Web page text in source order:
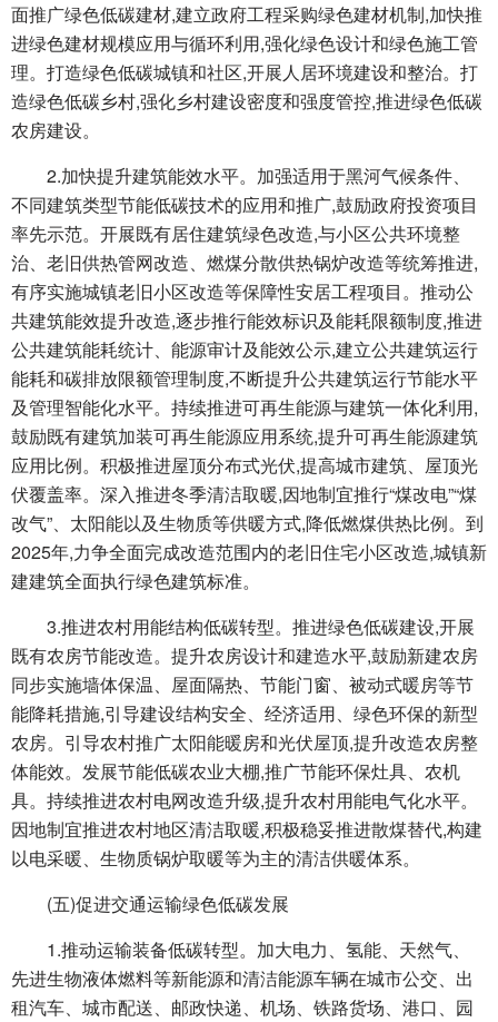
面推广绿色低碳建材,建立政府工程采购绿色建材机制,加快推
进绿色建材规模应用与循环利用,强化绿色设计和绿色施工管
理。打造绿色低碳城镇和社区,开展人居环境建设和整治。打
造绿色低碳乡村,强化乡村建设密度和强度管控,推进绿色低碳
农房建设。
2.加快提升建筑能效水平。加强适用于黑河气候条件、
不同建筑类型节能低碳技术的应用和推广,鼓励政府投资项目
率先示范。开展既有居住建筑绿色改造,与小区公共环境整
治、老旧供热管网改造、燃煤分散供热锅炉改造等统筹推进,
有序实施城镇老旧小区改造等保障性安居工程项目。推动公
共建筑能效提升改造,逐步推行能效标识及能耗限额制度,推进
公共建筑能耗统计、能源审计及能效公示,建立公共建筑运行
能耗和碳排放限额管理制度,不断提升公共建筑运行节能水平
及管理智能化水平。持续推进可再生能源与建筑一体化利用,
鼓励既有建筑加装可再生能源应用系统,提升可再生能源建筑
应用比例。积极推进屋顶分布式光伏,提高城市建筑、屋顶光
伏覆盖率。深入推进冬季清洁取暖,因地制宜推行“煤改电”“煤
改气”、太阳能以及生物质等供暖方式,降低燃煤供热比例。到
2025年,力争全面完成改造范围内的老旧住宅小区改造,城镇新
建建筑全面执行绿色建筑标准。
3.推进农村用能结构低碳转型。推进绿色低碳建设,开展
既有农房节能改造。提升农房设计和建造水平,鼓励新建农房
同步实施墙体保温、屋面隔热、节能门窗、被动式暖房等节
能降耗措施,引导建设结构安全、经济适用、绿色环保的新型
农房。引导农村推广太阳能暖房和光伏屋顶,提升改造农房整
体能效。发展节能低碳农业大棚,推广节能环保灶具、农机
具。持续推进农村电网改造升级,提升农村用能电气化水平。
因地制宜推进农村地区清洁取暖,积极稳妥推进散煤替代,构建
以电采暖、生物质锅炉取暖等为主的清洁供暖体系。
(五)促进交通运输绿色低碳发展
1.推动运输装备低碳转型。加大电力、氢能、天然气、
先进生物液体燃料等新能源和清洁能源车辆在城市公交、出
租汽车、城市配送、邮政快递、机场、铁路货场、港口、园